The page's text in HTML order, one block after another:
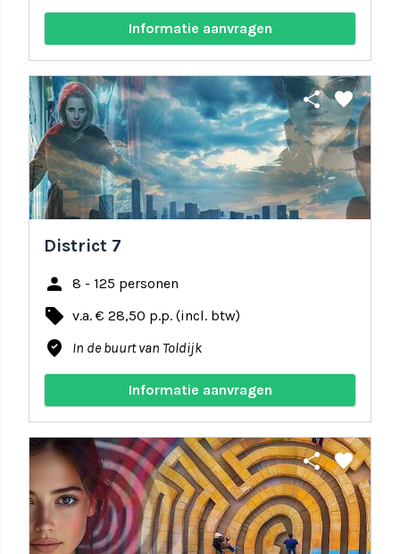
Informatie aanvragen
share favorite
District 7
person 8 - 125 personen
local_offer v.a. € 28,50 p.p. (incl. btw)
where_to_vote In de buurt van Toldijk
Informatie aanvragen
share favorite